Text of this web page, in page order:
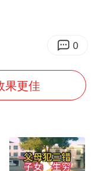
黑除恶专项斗争
WTT横滨冠军赛女单四强国乒占三席
第2号指挥长令
”了
莹孙亚鹏亮相
0
果更佳